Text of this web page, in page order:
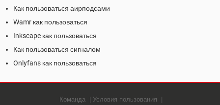
Как пользоваться аирподсами
Wamr как пользоваться
Inkscape как пользоваться
Как пользоваться сигналом
Onlyfans как пользоваться
Команда Условия пользования